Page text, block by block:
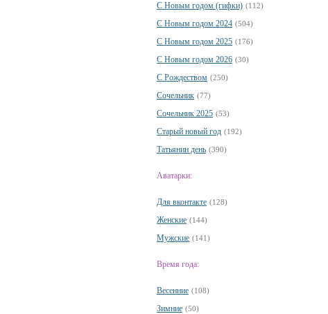
С Новым годом (гифки) (112)
С Новым годом 2024 (504)
С Новым годом 2025 (176)
С Новым годом 2026 (30)
С Рождеством (250)
Сочельник (77)
Сочельник 2025 (53)
Старый новый год (192)
Татьянин день (390)
Аватарки:
Для вконтакте (128)
Женские (144)
Мужские (141)
Время года:
Весенние (108)
Зимние (50)